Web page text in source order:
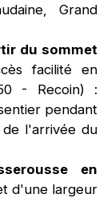
Grand
du sommet
facilité en
- Recoin) :
pendant
l'arrivée du
en
d'une largeur